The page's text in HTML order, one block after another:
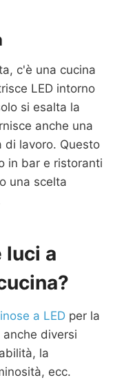
c'è una cucina
LED intorno
si esalta la
anche una
di lavoro. Questo
in bar e ristoranti
una scelta
luci a
a LED per la
diversi
la
ecc.